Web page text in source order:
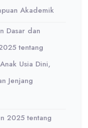
Akademik
Dasar dan
tentang
Usia Dini,
Jenjang
2025 tentang